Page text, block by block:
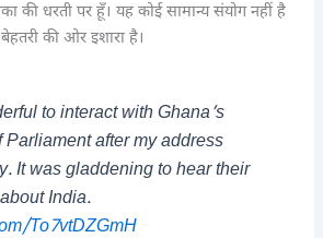
की धरती पर हूँ। यह कोई सामान्य संयोग नहीं है
की ओर इशारा है।
to interact with Ghana’s
Parliament after my address
It was gladdening to hear their
India.
To7vtDZGmH